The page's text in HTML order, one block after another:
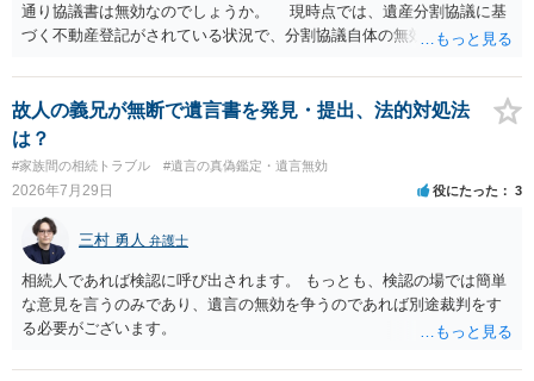
通り協議書は無効なのでしょうか。 現時点では、遺産分割協議に基
づく不動産登記がされている状況で、分割協議自体の無効を裁判所が
方の訴訟の主張及び立証次第ですが、 ・御祖母様の認知能力に関する
医師の意見書、筆跡鑑定 が提出されればその効力が否定される可能性
はありますが、 ・伯母様自身が分割協議に加わっていること ・御祖母
様の意に反する遺産分割協議を行う実益が誰にあったかの立証が困難
であること からすると、実際に遺産分割協議の効力が否定される可能
性はそれほど高くない（立証のハードルは非常に高い）ということが
言えると思います。
故人の義兄が無断で遺言書を発見・提出、法的対処法
は？
#家族間の相続トラブル #遺言の真偽鑑定・遺言無効
2026年7月29日 役にたった 3
三村 勇人 弁護士
相続人であれば検認に呼び出されます。 もっとも、検認の場では簡単
な意見を言うのみであり、遺言の無効を争うのであれば別途裁判をす
る必要がございます。